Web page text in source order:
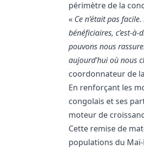
périmètre de la
« Ce n’était pas
bénéficiaires, c’est-
pouvons nous
aujourd’hui où nous
coordonnateur de la
En renforçant les
congolais et ses
moteur de
Cette remise de
populations du